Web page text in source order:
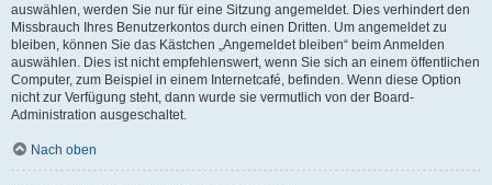
auswählen, werden Sie nur für eine Sitzung angemeldet. Dies verhindert den
Missbrauch Ihres Benutzerkontos durch einen Dritten. Um angemeldet zu
bleiben, können Sie das Kästchen „Angemeldet bleiben“ beim Anmelden
auswählen. Dies ist nicht empfehlenswert, wenn Sie sich an einem öffentlichen
Computer, zum Beispiel in einem Internetcafé, befinden. Wenn diese Option
nicht zur Verfügung steht, dann wurde sie vermutlich von der Board-
Administration ausgeschaltet.
Nach oben